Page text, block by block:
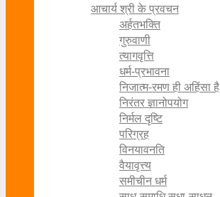
आचार्य श्री के प्रवचन
अर्हतभक्ति
गुरुवाणी
त्यागवृत्ति
धर्म-प्रभावना
निजात्म-रमण ही अहिंसा है
निरंतर ज्ञानोपयोग
निर्मल दृष्टि
परिग्रह
विनयावनति
वैयावृत्त्य
समीचीन धर्म